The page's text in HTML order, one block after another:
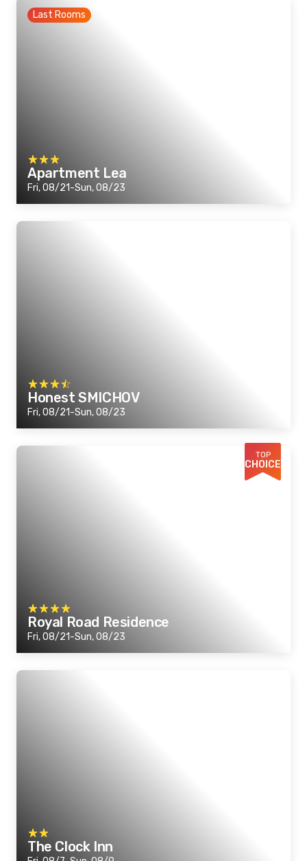
Last Rooms
Apartment Lea
Fri, 08/21-Sun, 08/23
Honest SMICHOV
Fri, 08/21-Sun, 08/23
TOP
CHOICE
Royal Road Residence
Fri, 08/21-Sun, 08/23
The Clock Inn